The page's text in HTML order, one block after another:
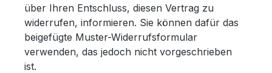
über Ihren Entschluss, diesen Vertrag zu
widerrufen, informieren. Sie können dafür das
beigefügte Muster-Widerrufsformular
verwenden, das jedoch nicht vorgeschrieben
ist.